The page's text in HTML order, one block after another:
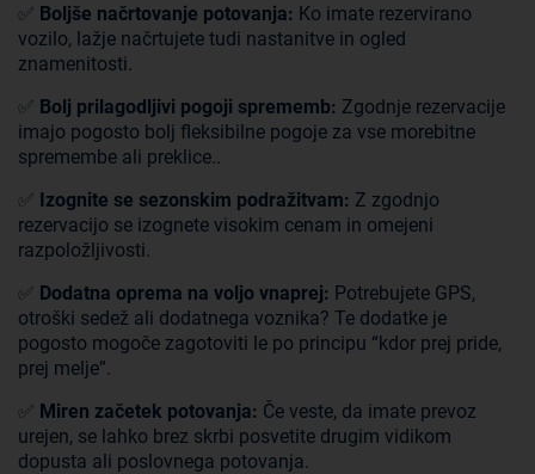
✅ Boljše načrtovanje potovanja: Ko imate rezervirano
vozilo, lažje načrtujete tudi nastanitve in ogled
znamenitosti.
✅ Bolj prilagodljivi pogoji sprememb: Zgodnje rezervacije
imajo pogosto bolj fleksibilne pogoje za vse morebitne
spremembe ali preklice..
✅ Izognite se sezonskim podražitvam: Z zgodnjo
rezervacijo se izognete visokim cenam in omejeni
razpoložljivosti.
✅ Dodatna oprema na voljo vnaprej: Potrebujete GPS,
otroški sedež ali dodatnega voznika? Te dodatke je
pogosto mogoče zagotoviti le po principu “kdor prej pride,
prej melje”.
✅ Miren začetek potovanja: Če veste, da imate prevoz
urejen, se lahko brez skrbi posvetite drugim vidikom
dopusta ali poslovnega potovanja.